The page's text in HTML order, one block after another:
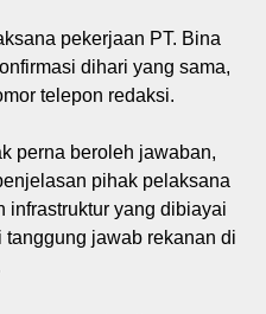
pekerjaan PT. Bina
dihari yang sama,
telepon redaksi.
perna beroleh jawaban,
pihak pelaksana
infrastruktur yang dibiayai
jawab rekanan di